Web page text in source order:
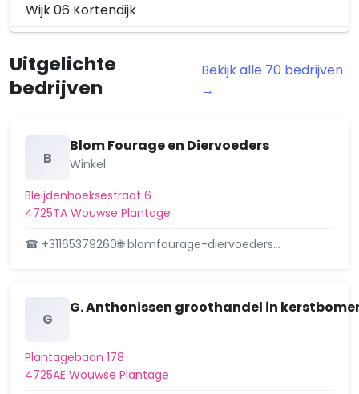
Wijk 06 Kortendijk
Wijk 08 Industriegebieden
Wijk 10 Nispen
Wijk 11 Wouw
Wijk 13 Moerstraten
Wijk 14 Wouwse Plantage
Uitgelichte
bedrijven
Bekijk alle 70 bedrijven
→
B
Blom Fourage en Diervoeders
Winkel
Bleijdenhoeksestraat 6
4725TA Wouwse Plantage
☎ +31165379260🌐 blomfourage-diervoeders…
G
G. Anthonissen groothandel in
Plantagebaan 178
4725AE Wouwse Plantage